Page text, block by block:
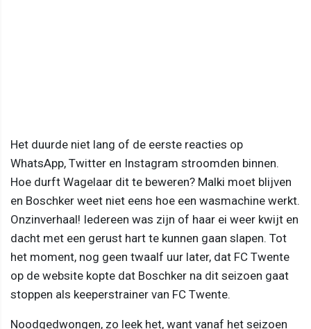
Het duurde niet lang of de eerste reacties op
WhatsApp, Twitter en Instagram stroomden binnen.
Hoe durft Wagelaar dit te beweren? Malki moet blijven
en Boschker weet niet eens hoe een wasmachine werkt.
Onzinverhaal! Iedereen was zijn of haar ei weer kwijt en
dacht met een gerust hart te kunnen gaan slapen. Tot
het moment, nog geen twaalf uur later, dat FC Twente
op de website kopte dat Boschker na dit seizoen gaat
stoppen als keeperstrainer van FC Twente.
Noodgedwongen, zo leek het, want vanaf het seizoen